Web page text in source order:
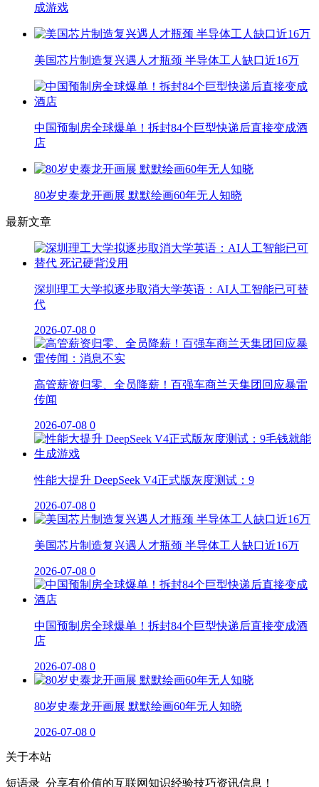
成游戏
美国芯片制造复兴遇人才瓶颈 半导体工人缺口近16万
中国预制房全球爆单！拆封84个巨型快递后直接变成酒
店
80岁史泰龙开画展 默默绘画60年无人知晓
最新文章
深圳理工大学拟逐步取消大学英语：AI人工智能已可替
代
2026-07-08 0
高管薪资归零、全员降薪！百强车商兰天集团回应暴雷
传闻
2026-07-08 0
性能大提升 DeepSeek V4正式版灰度测试：9
2026-07-08 0
美国芯片制造复兴遇人才瓶颈 半导体工人缺口近16万
2026-07-08 0
中国预制房全球爆单！拆封84个巨型快递后直接变成酒
店
2026-07-08 0
80岁史泰龙开画展 默默绘画60年无人知晓
2026-07-08 0
关于本站
短语录_分享有价值的互联网知识经验技巧资讯信息！